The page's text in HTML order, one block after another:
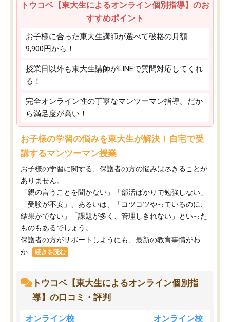
トウコベ【東大生によるオンライン個別指導】のお
すすめポイント
お子様に合った東大生講師が選べて破格の月額
9,900円から！
授業日以外も東大生講師がLINEで質問対応してくれ
る！
完全オンライン性の丁寧なマンツーマン指導。だか
ら満足度が高い！
お子様の学習の悩みを東大生が解決！自宅で受
講するマンツーマン授業
お子様の学習に関する、保護者の方の悩みは尽きることが
ありません。
「親の言うことを聞かない」「部活ばかりで勉強しない」
「受験が不安」、あるいは、「コツコツやっているのに、
結果がでない」「課題が多く、管理しきれない」といった
ものもあるでしょう。
保護者の方がサポートしようにも、最新の教育事情がわ
か...
続きを読む
トウコベ【東大生によるオンライン個別指
導】の口コミ・評判
オンライン校 オンライン校